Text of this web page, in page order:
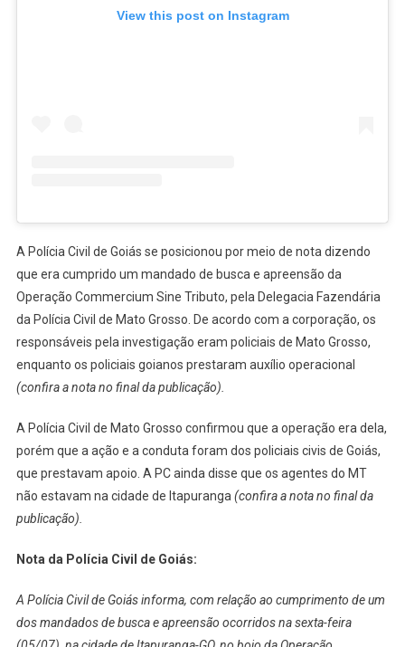
View this post on Instagram
A Polícia Civil de Goiás se posicionou por meio de nota dizendo
que era cumprido um mandado de busca e apreensão da
Operação Commercium Sine Tributo, pela Delegacia Fazendária
da Polícia Civil de Mato Grosso. De acordo com a corporação, os
responsáveis pela investigação eram policiais de Mato Grosso,
enquanto os policiais goianos prestaram auxílio operacional
(confira a nota no final da publicação).
A Polícia Civil de Mato Grosso confirmou que a operação era dela,
porém que a ação e a conduta foram dos policiais civis de Goiás,
que prestavam apoio. A PC ainda disse que os agentes do MT
não estavam na cidade de Itapuranga (confira a nota no final da
publicação).
Nota da Polícia Civil de Goiás:
A Polícia Civil de Goiás informa, com relação ao cumprimento de um
dos mandados de busca e apreensão ocorridos na sexta-feira